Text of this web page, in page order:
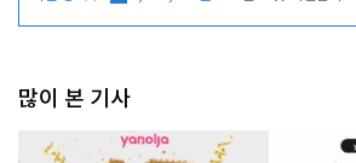
많이 본 기사